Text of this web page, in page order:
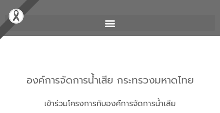
องค์การจัดการน้ำเสีย กระทรวงมหาดไทย
เข้าร่วมโครงการกับองค์การจัดการน้ำเสีย